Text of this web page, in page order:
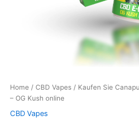
Home / CBD Vapes / Kaufen Sie
– OG Kush online
CBD Vapes